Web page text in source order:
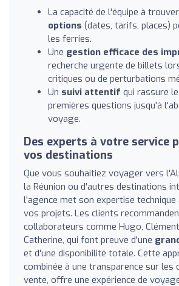
La capacité de l'équipe à
options (dates, tarifs, places)
les ferries.
Une gestion efficace des
recherche urgente de billets
critiques ou de perturbations
Un suivi attentif qui rassure
premières questions jusqu'à
voyage.
Des experts à votre service
vos destinations
Que vous souhaitiez voyager vers
la Réunion ou d'autres destinations
l'agence met son expertise technique
vos projets. Les clients
collaborateurs comme Hugo,
Catherine, qui font preuve d'une
et d'une disponibilité totale. Cette
combinée à une transparence sur les
vente, offre une expérience de